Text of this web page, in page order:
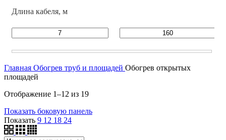
Длина кабеля, м
Главная Обогрев труб и площадей Обогрев открытых
площадей
Отображение 1–12 из 19
Показать боковую панель
Показать 9 12 18 24